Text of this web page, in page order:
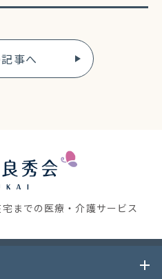
事へ
までの医療・介護サービス